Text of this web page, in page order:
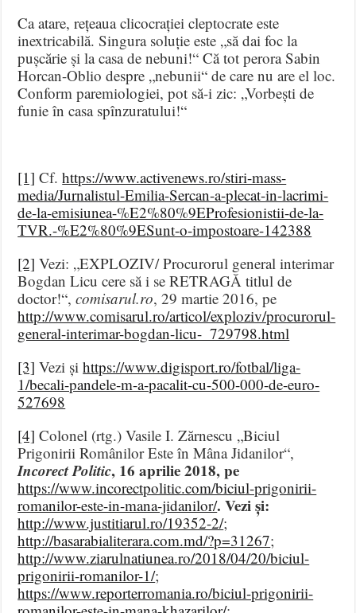
Ca atare, rețeaua clicocrației cleptocrate este
inextricabilă. Singura soluție este „să dai foc la
pușcărie și la casa de nebuni!“ Că tot perora Sabin
Horcan-Oblio despre „nebunii“ de care nu are el loc.
Conform paremiologiei, pot să-i zic: „Vorbești de
funie în casa spînzuratului!“
[1] Cf.https://www.activenews.ro/stiri-mass-
media/Jurnalistul-Emilia-Sercan-a-plecat-in-lacrimi-
de-la-emisiunea-%E2%80%9EProfesionistii-de-la-
TVR.-%E2%80%9ESunt-o-impostoare-142388
[2] Vezi: „EXPLOZIV/ Procurorul general interimar
Bogdan Licu cere să i se RETRAGĂ titlul de
doctor!“,comisarul.ro, 29 martie 2016, pe
http://www.comisarul.ro/articol/exploziv/procurorul-
general-interimar-bogdan-licu-_729798.html
[3] Vezi șihttps://www.digisport.ro/fotbal/liga-
1/becali-pandele-m-a-pacalit-cu-500-000-de-euro-
527698
[4] Colonel (rtg.) Vasile I. Zărnescu „Biciul
Prigonirii Românilor Este în Mâna Jidanilor“,
Incorect Politic, 16 aprilie 2018, pe
https://www.incorectpolitic.com/biciul-prigonirii-
romanilor-este-in-mana-jidanilor/.Vezi și:
http://www.justitiarul.ro/19352-2/;
http://basarabialiterara.com.md/?p=31267;
http://www.ziarulnatiunea.ro/2018/04/20/biciul-
prigonirii-romanilor-1/;
https://www.reporterromania.ro/biciul-prigonirii-